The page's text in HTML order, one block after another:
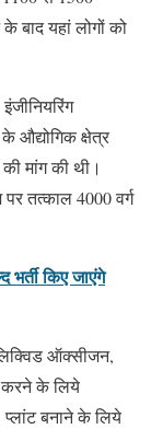
बाद यहां लोगों को
औद्योगिक क्षेत्र
मांग की थी।
तत्काल 4000 वर्ग
किए जाएंगे
ऑक्सीजन,
के लिये
प्लांट बनाने के लिये